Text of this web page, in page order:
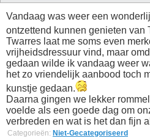
Vandaag was weer een
ontzettend kunnen genieten van
Twarres laat me soms even
vrijheidsdressuur vind, maar
gedaan wilde ik vandaag weer
het zo vriendelijk aanbood toch
kunstje gedaan.
Daarna gingen we lekker
voelde als een goede dag om
verbreden en wat is het dan fijn
Categorieën: Niet-Gecategoriseerd